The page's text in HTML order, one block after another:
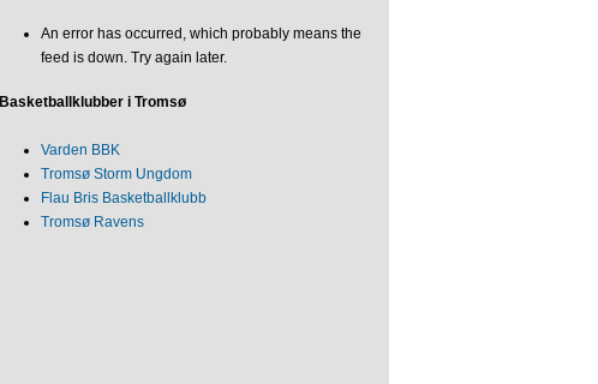
An error has occurred, which probably means the
feed is down. Try again later.
Basketballklubber i Tromsø
Varden BBK
Tromsø Storm Ungdom
Flau Bris Basketballklubb
Tromsø Ravens